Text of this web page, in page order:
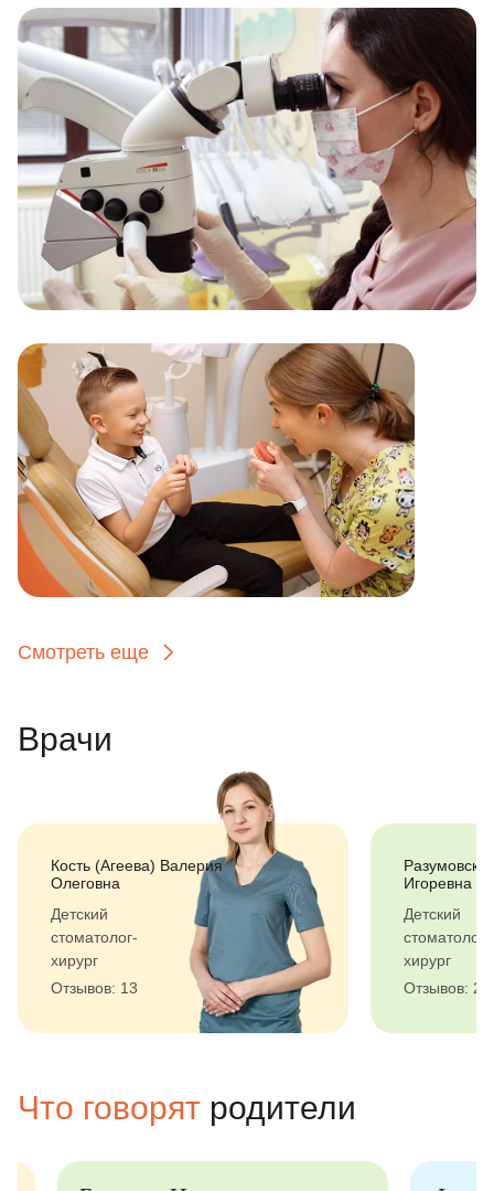
Смотреть еще
Врачи
Кость (Агеева) Валерия
Олеговна
Детский
стоматолог-
хирург
Отзывов: 13
Игоревна
Детский
стоматолог-
хирург
Отзывов: 2
Что говорят родители